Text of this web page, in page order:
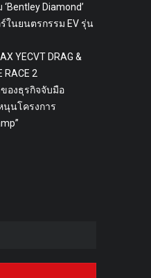
Diamond’
ในยนตรกรรม EV รุ่น
YECVT DRAG &
RACE 2
องธุรกิจจับมือ
นโครงการ